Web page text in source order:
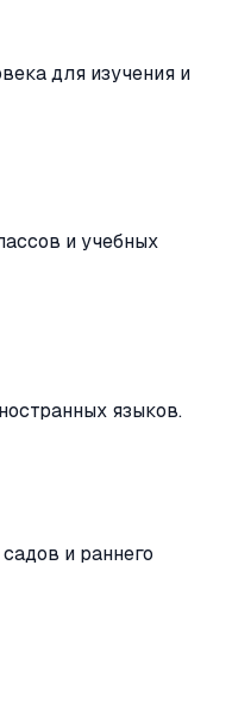
для изучения и
и учебных
языков.
и раннего